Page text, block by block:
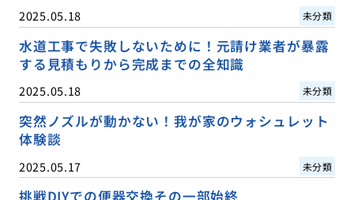
2025.05.18 未分類
水道工事で失敗しないために！元請け業者が暴露
する見積もりから完成までの全知識
2025.05.18 未分類
突然ノズルが動かない！我が家のウォシュレット
体験談
2025.05.17 未分類